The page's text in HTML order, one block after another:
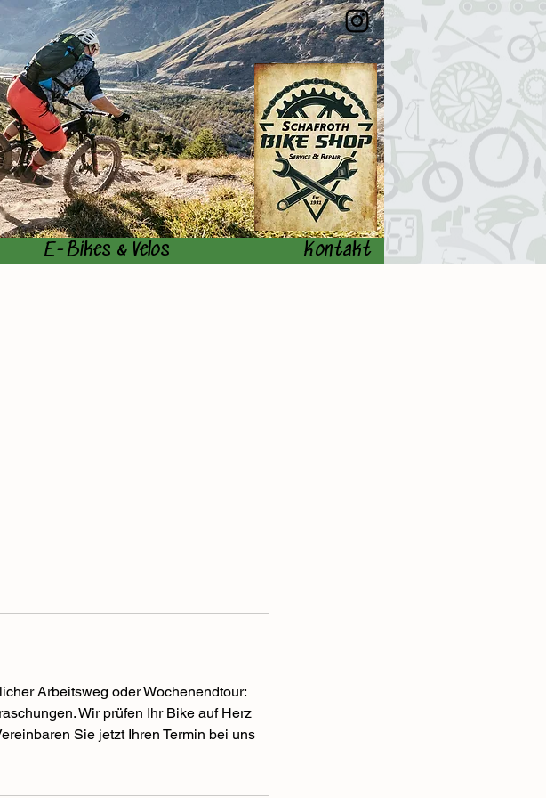
E-Bikes & Velos Kontakt
Arbeitsweg oder Wochenendtour:
Wir prüfen Ihr Bike auf Herz
Sie jetzt Ihren Termin bei uns